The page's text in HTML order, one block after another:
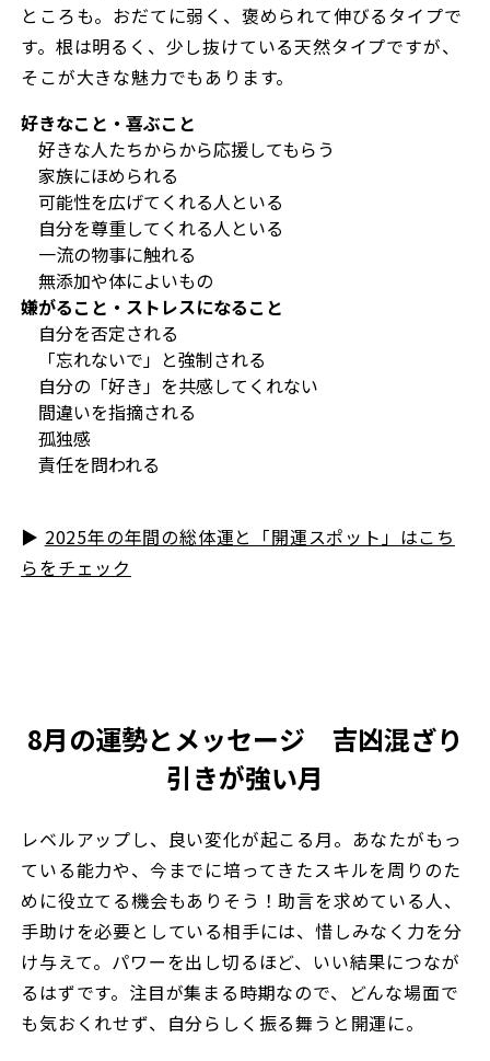
ところも。おだてに弱く、褒められて伸びるタイプで
す。根は明るく、少し抜けている天然タイプですが、
そこが大きな魅力でもあります。
好きなこと・喜ぶこと
好きな人たちからから応援してもらう
家族にほめられる
可能性を広げてくれる人といる
自分を尊重してくれる人といる
一流の物事に触れる
無添加や体によいもの
嫌がること・ストレスになること
自分を否定される
「忘れないで」と強制される
自分の「好き」を共感してくれない
間違いを指摘される
孤独感
責任を問われる
▶︎ 2025年の年間の総体運と「開運スポット」はこち
らをチェック
8月の運勢とメッセージ 吉凶混ざり
引きが強い月
レベルアップし、良い変化が起こる月。あなたがもっ
ている能力や、今までに培ってきたスキルを周りのた
めに役立てる機会もありそう！助言を求めている人、
手助けを必要としている相手には、惜しみなく力を分
け与えて。パワーを出し切るほど、いい結果につなが
るはずです。注目が集まる時期なので、どんな場面で
も気おくれせず、自分らしく振る舞うと開運に。